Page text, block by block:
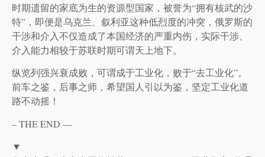
时期遗留的家底为生的资源型国家，被誉为“拥有核武的沙
特”，即便是乌克兰、叙利亚这种低烈度的冲突，俄罗斯的
干涉和介入不仅造成了本国经济的严重内伤，实际干涉、
介入能力相较于苏联时期可谓天上地下。
纵览列强兴衰成败，可谓成于工业化，败于“去工业化”。
前车之鉴，后事之师，希望国人引以为鉴，坚定工业化道
路不动摇！
– THE END —
▼